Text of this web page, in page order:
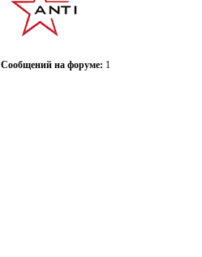
Сообщений на форуме: 1